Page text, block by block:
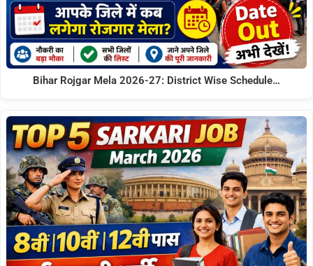
Bihar Rojgar Mela 2026-27: District Wise Schedule…